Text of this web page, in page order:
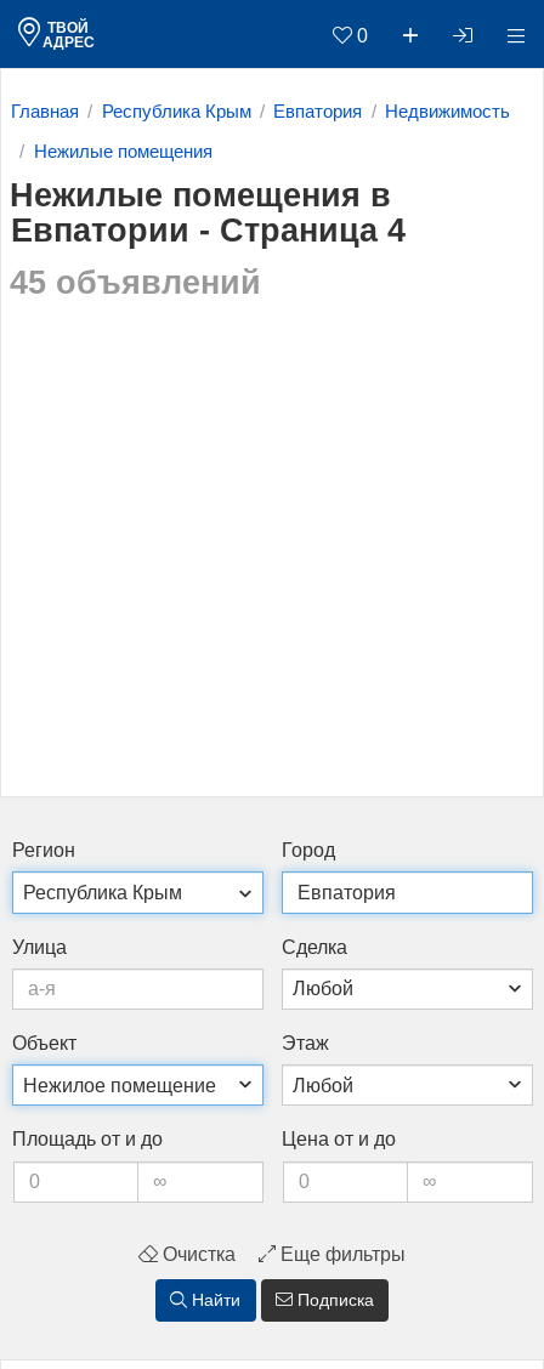
ТВОЙ
АДРЕС
0
Главная Республика Крым Евпатория Недвижимость
Нежилые помещения
Нежилые помещения в
Евпатории - Страница 4
45 объявлений
Ре­ги­он Го­род
Ули­ца Сдел­ка
Объ­ект Этаж
Пло­щадь от и до Це­на от и до
Очистка Еще фильтры
Найти Подписка